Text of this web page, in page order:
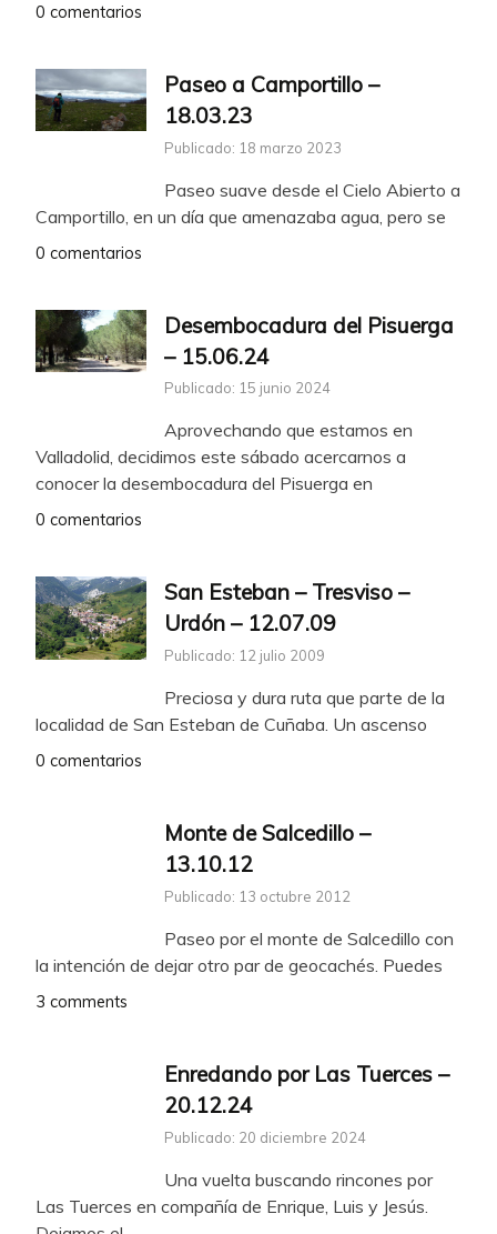
0 comentarios
Paseo a Camportillo –
18.03.23
Publicado: 18 marzo 2023
Paseo suave desde el Cielo Abierto a
Camportillo, en un día que amenazaba agua, pero se
0 comentarios
Desembocadura del Pisuerga
– 15.06.24
Publicado: 15 junio 2024
Aprovechando que estamos en
Valladolid, decidimos este sábado acercarnos a
conocer la desembocadura del Pisuerga en
0 comentarios
San Esteban – Tresviso –
Urdón – 12.07.09
Publicado: 12 julio 2009
Preciosa y dura ruta que parte de la
localidad de San Esteban de Cuñaba. Un ascenso
0 comentarios
Monte de Salcedillo –
13.10.12
Publicado: 13 octubre 2012
Paseo por el monte de Salcedillo con
la intención de dejar otro par de geocachés. Puedes
3 comments
Enredando por Las Tuerces –
20.12.24
Publicado: 20 diciembre 2024
Una vuelta buscando rincones por
Las Tuerces en compañía de Enrique, Luis y Jesús.